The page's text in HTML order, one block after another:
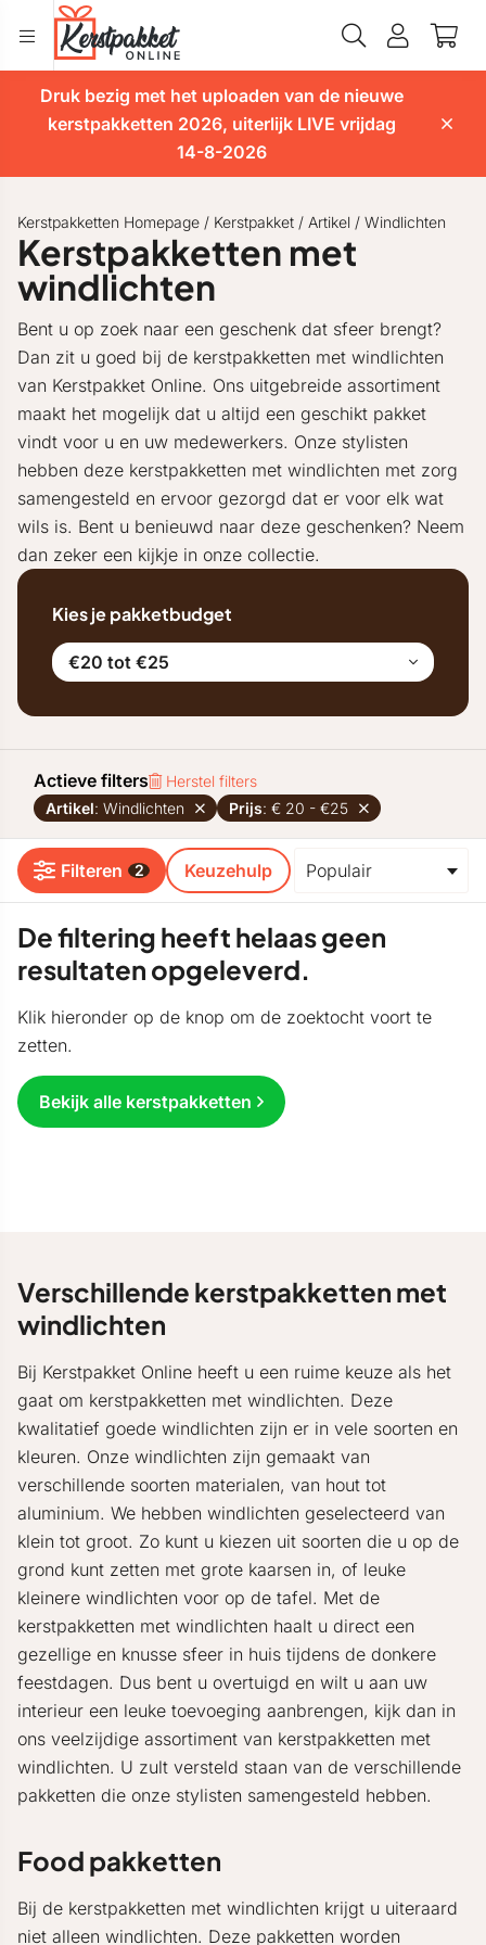
Druk bezig met het uploaden van de nieuwe
kerstpakketten 2026, uiterlijk LIVE vrijdag
14-8-2026
Kerstpakketten Homepage / Kerstpakket / Artikel / Windlichten
Kerstpakketten met
windlichten
Bent u op zoek naar een geschenk dat sfeer brengt?
Dan zit u goed bij de kerstpakketten met windlichten
van Kerstpakket Online. Ons uitgebreide assortiment
maakt het mogelijk dat u altijd een geschikt pakket
vindt voor u en uw medewerkers. Onze stylisten
hebben deze kerstpakketten met windlichten met zorg
samengesteld en ervoor gezorgd dat er voor elk wat
wils is. Bent u benieuwd naar deze geschenken? Neem
dan zeker een kijkje in onze collectie.
Kies je pakketbudget
€20 tot €25
Actieve filters
Herstel filters
Artikel: Windlichten Prijs: € 20 - €25
Filteren 2 Keuzehulp
De filtering heeft helaas geen
resultaten opgeleverd.
Klik hieronder op de knop om de zoektocht voort te
zetten.
Bekijk alle kerstpakketten
Verschillende kerstpakketten met
windlichten
Bij Kerstpakket Online heeft u een ruime keuze als het
gaat om kerstpakketten met windlichten. Deze
kwalitatief goede windlichten zijn er in vele soorten en
kleuren. Onze windlichten zijn gemaakt van
verschillende soorten materialen, van hout tot
aluminium. We hebben windlichten geselecteerd van
klein tot groot. Zo kunt u kiezen uit soorten die u op de
grond kunt zetten met grote kaarsen in, of leuke
kleinere windlichten voor op de tafel. Met de
kerstpakketten met windlichten haalt u direct een
gezellige en knusse sfeer in huis tijdens de donkere
feestdagen. Dus bent u overtuigd en wilt u aan uw
interieur een leuke toevoeging aanbrengen, kijk dan in
ons veelzijdige assortiment van kerstpakketten met
windlichten. U zult versteld staan van de verschillende
pakketten die onze stylisten samengesteld hebben.
Food pakketten
Bij de kerstpakketten met windlichten krijgt u uiteraard
niet alleen windlichten. Deze pakketten worden